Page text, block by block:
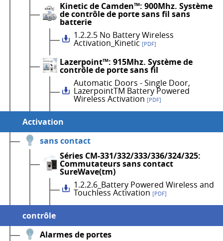
Kinetic de Camden™: 900Mhz. Système
de contrôle de porte sans fil sans
batterie
1.2.2.5 No Battery Wireless
Activation_Kinetic [PDF]
Lazerpoint™: 915Mhz. Système de
contrôle de porte sans fil
Automatic Doors - Single Door,
LazerpointTM Battery Powered
Wireless Activation [PDF]
Activation
sans contact
Séries CM-331/332/333/336/324/325:
Commutateurs sans contact
SureWave(tm)
1.2.2.6_Battery Powered Wireless and
Touchless Activation [PDF]
contrôle
Alarmes de portes